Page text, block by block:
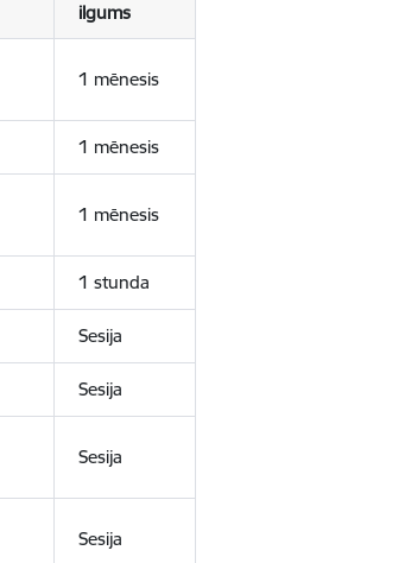
ilgums
1 mēnesis
1 mēnesis
1 mēnesis
1 stunda
Sesija
Sesija
Sesija
Sesija